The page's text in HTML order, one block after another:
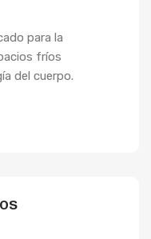
para la
fríos
del cuerpo.